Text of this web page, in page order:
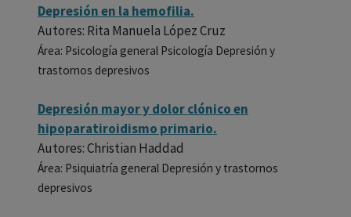
Depresión en la hemofilia.
Autores: Rita Manuela López Cruz
Área: Psicología general Psicología Depresión y
trastornos depresivos
Depresión mayor y dolor clónico en
hipoparatiroidismo primario.
Autores: Christian Haddad
Área: Psiquiatría general Depresión y trastornos
depresivos